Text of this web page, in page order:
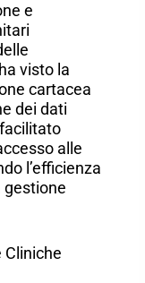
e
visto la
cartacea
dei dati
alle
l’efficienza
gestione
Cliniche